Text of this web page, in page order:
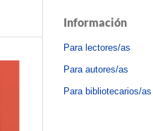
Información
Para lectores/as
Para autores/as
Para bibliotecarios/as